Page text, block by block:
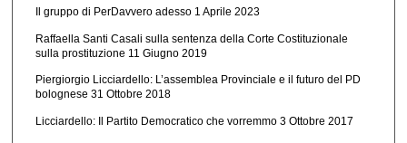
Il gruppo di PerDavvero adesso 1 Aprile 2023
Raffaella Santi Casali sulla sentenza della Corte Costituzionale
sulla prostituzione 11 Giugno 2019
Piergiorgio Licciardello: L’assemblea Provinciale e il futuro del PD
bolognese 31 Ottobre 2018
Licciardello: Il Partito Democratico che vorremmo 3 Ottobre 2017